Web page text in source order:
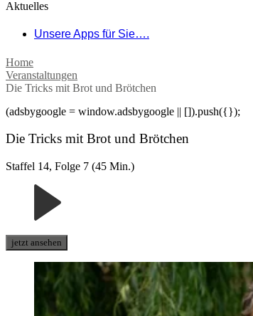
Aktuelles
Unsere Apps für Sie….
Home
Veranstaltungen
Die Tricks mit Brot und Brötchen
(adsbygoogle = window.adsbygoogle || []).push({});
Die Tricks mit Brot und Brötchen
Staffel 14, Folge 7 (45 Min.)
jetzt ansehen